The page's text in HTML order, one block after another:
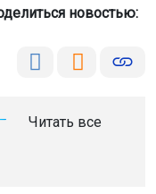
новостью:
Читать все